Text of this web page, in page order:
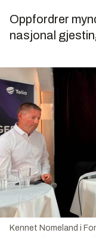
Oppfordrer
nasjonal
Kennet Nomeland i